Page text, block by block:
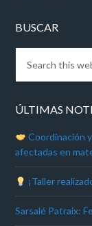
BUSCAR
ÚLTIMAS
Coordinación
afectadas en
¡Taller
Sarsalé Patraix: